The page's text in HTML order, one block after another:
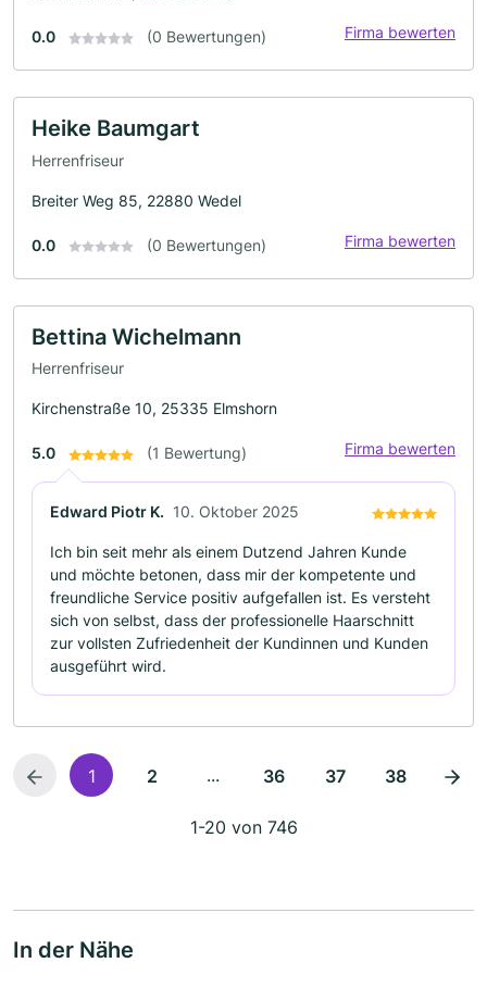
0.0 (0 Bewertungen) Firma bewerten
Heike Baumgart
Herrenfriseur
Breiter Weg 85, 22880 Wedel
0.0 (0 Bewertungen) Firma bewerten
Bettina Wichelmann
Herrenfriseur
Kirchenstraße 10, 25335 Elmshorn
5.0 (1 Bewertung) Firma bewerten
Edward Piotr K. 10. Oktober 2025
Ich bin seit mehr als einem Dutzend Jahren Kunde
und möchte betonen, dass mir der kompetente und
freundliche Service positiv aufgefallen ist. Es versteht
sich von selbst, dass der professionelle Haarschnitt
zur vollsten Zufriedenheit der Kundinnen und Kunden
ausgeführt wird.
1 2 ... 36 37 38
1-20 von 746
In der Nähe